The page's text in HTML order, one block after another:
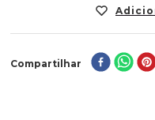
Compartilhar